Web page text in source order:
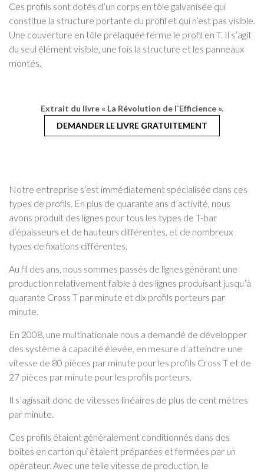
Ces profils sont dotés d’un corps en tôle galvanisée qui
constitue la structure portante du profil et qui n’est pas visible.
Une couverture en tôle prélaquée ferme le profil en T. Il s’agit
du seul élément visible, une fois la structure et les panneaux
montés.
Extrait du livre « La Révolution de l`Efficience ».
DEMANDER LE LIVRE GRATUITEMENT
Notre entreprise s’est immédiatement spécialisée dans ces
types de profils. En plus de quarante ans d’activité, nous
avons produit des lignes pour tous les types de T-bar
d’épaisseurs et de hauteurs différentes, et de nombreux
types de fixations différentes.
Au fil des ans, nous sommes passés de lignes générant une
production relativement faible à des lignes produisant jusqu’à
quarante Cross T par minute et dix profils porteurs par
minute.
En 2008, une multinationale nous a demandé de développer
des système à capacité élevée, en mesure d’atteindre une
vitesse de 80 pièces par minute pour les profils Cross T et de
27 pièces par minute pour les profils porteurs.
Il s’agissait donc de vitesses linéaires de plus de cent mètres
par minute.
Ces profils étaient généralement conditionnés dans des
boîtes en carton qui étaient préparées et fermées par un
opérateur. Avec une telle vitesse de production, le